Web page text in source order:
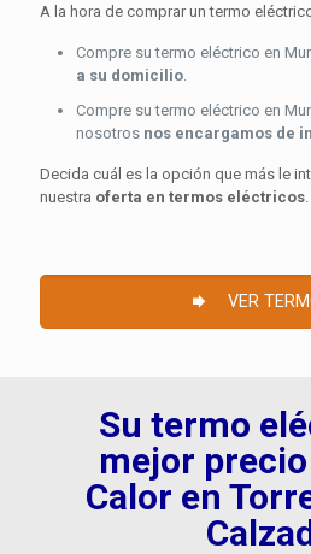
A la hora de comprar un termo
Compre su termo eléctrico en
a su domicilio.
Compre su termo eléctrico en
nosotros nos encargamos de
Decida cuál es la opción que más le
nuestra oferta en termos eléctricos.
VER
Su termo
mejor
Calor en